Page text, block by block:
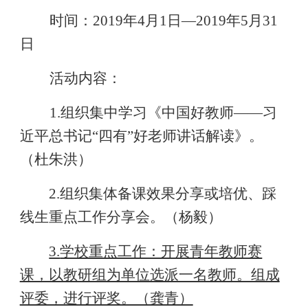
时间： 2019年4月 1 日—2019年5月 31
日
活动内容：
1.组织集中学习《中国好教师——习
近平总书记“四有”好老师讲话解读》。
（杜朱洪）
2.组织集体备课效果分享或培优、踩
线生重点工作分享会。（杨毅）
3.学校重点工作：开展青年教师赛
课，以教研组为单位选派一名教师。组成
评委，进行评奖。（龚青）